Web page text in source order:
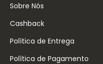
Sobre Nós
Cashback
Política de Entrega
Política de Pagamento